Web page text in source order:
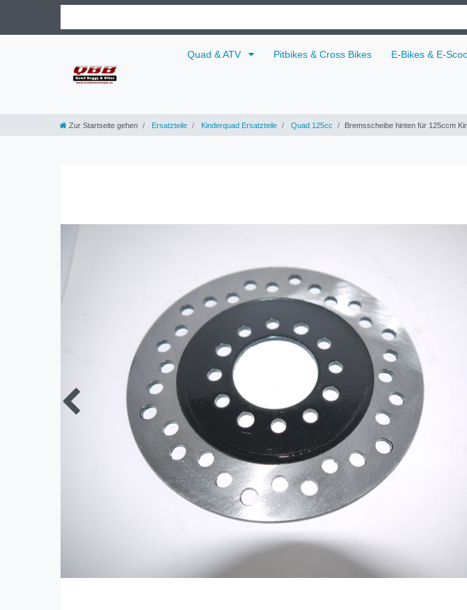
Quad & ATV Pitbikes & Cross Bikes E-Bikes & E-
Zur Startseite gehen Ersatzteile Kinderquad Ersatzteile Quad 125cc Bremsscheibe hinten für 125ccm